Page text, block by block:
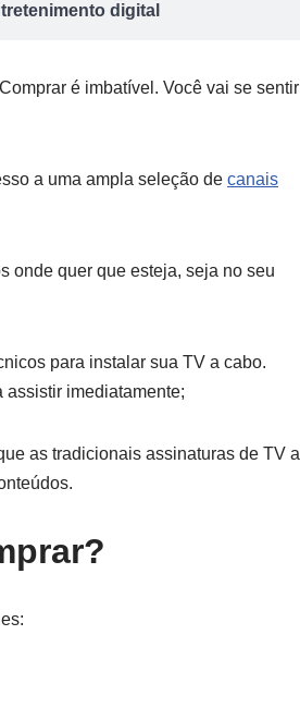
digital
é imbatível. Você vai se sentir
a uma ampla seleção de canais
onde quer que esteja, seja no seu
para instalar sua TV a cabo.
assistir imediatamente;
as tradicionais assinaturas de TV a